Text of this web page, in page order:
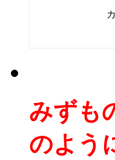
みずも
のよう